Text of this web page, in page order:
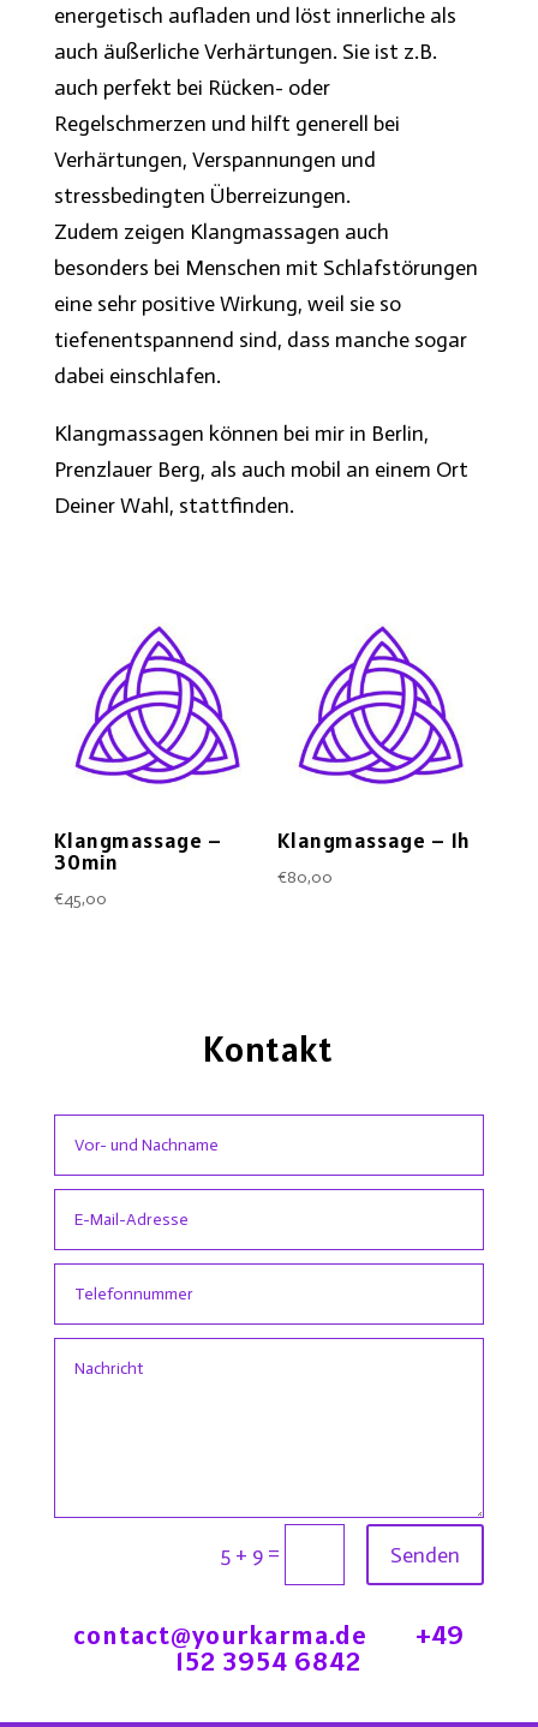
energetisch aufladen und löst innerliche als
auch äußerliche Verhärtungen. Sie ist z.B.
auch perfekt bei Rücken- oder
Regelschmerzen und hilft generell bei
Verhärtungen, Verspannungen und
stressbedingten Überreizungen.
Zudem zeigen Klangmassagen auch
besonders bei Menschen mit Schlafstörungen
eine sehr positive Wirkung, weil sie so
tiefenentspannend sind, dass manche sogar
dabei einschlafen.
Klangmassagen können bei mir in Berlin,
Prenzlauer Berg, als auch mobil an einem Ort
Deiner Wahl, stattfinden.
Klangmassage –
30min
€45,00
Klangmassage – 1h
€80,00
Kontakt
5 + 9 = Senden
contact@yourkarma.de +49
152 3954 6842